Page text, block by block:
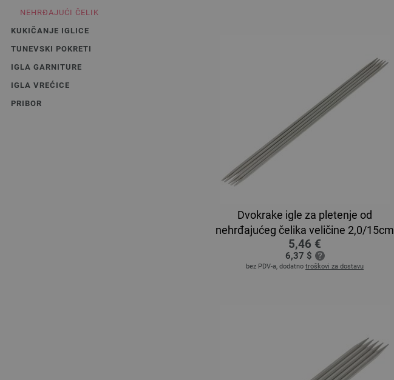
NEHRĐAJUĆI ČELIK
KUKIČANJE IGLICE
TUNEVSKI POKRETI
IGLA GARNITURE
IGLA VREĆICE
PRIBOR
Dvokrake igle za pletenje od
nehrđajućeg čelika veličine 2,0/15cm
5,46 €
6,37 $
bez PDV-a, dodatno troškovi za dostavu